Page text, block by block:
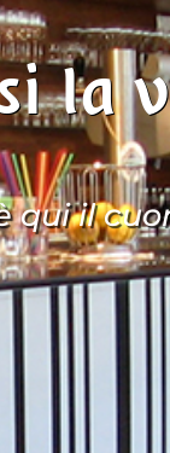
la
qui il